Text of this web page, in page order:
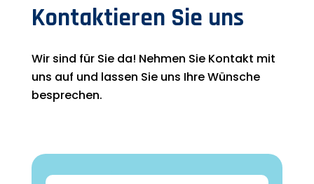
Kontaktieren Sie uns
Wir sind für Sie da! Nehmen Sie Kontakt mit
uns auf und lassen Sie uns Ihre Wünsche
besprechen.